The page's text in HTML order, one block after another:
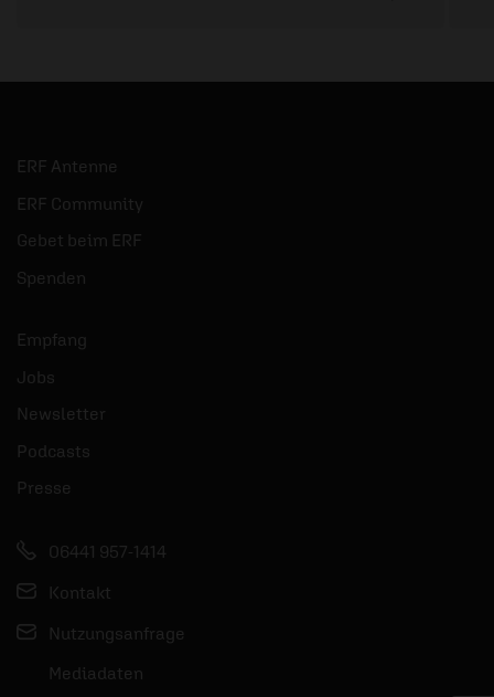
ERF Antenne
ERF Community
Gebet beim ERF
Spenden
Empfang
Jobs
Newsletter
Podcasts
Presse
06441 957-1414
Kontakt
Nutzungsanfrage
Mediadaten